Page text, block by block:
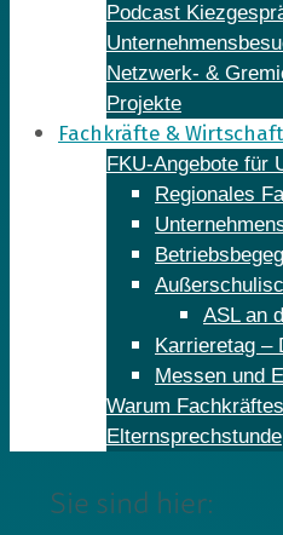
Podcast
Netzwerk- &
Projekte
Fachkräfte & Wirtschaft
FKU-Angebote für
Regionales
ASL an
Karrieretag –
Messen und
Warum
Elternsprechstunde
Sie sind hier: